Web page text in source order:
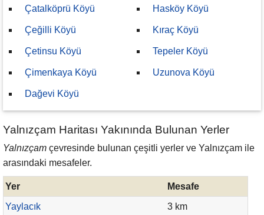
Çatalköprü Köyü
Çeğilli Köyü
Çetinsu Köyü
Çimenkaya Köyü
Dağevi Köyü
Hasköy Köyü
Kıraç Köyü
Tepeler Köyü
Uzunova Köyü
Yalnızçam Haritası Yakınında Bulunan Yerler
Yalnızçam çevresinde bulunan çeşitli yerler ve Yalnızçam ile
arasındaki mesafeler.
Yer
Mesafe
Yaylacık
3 km